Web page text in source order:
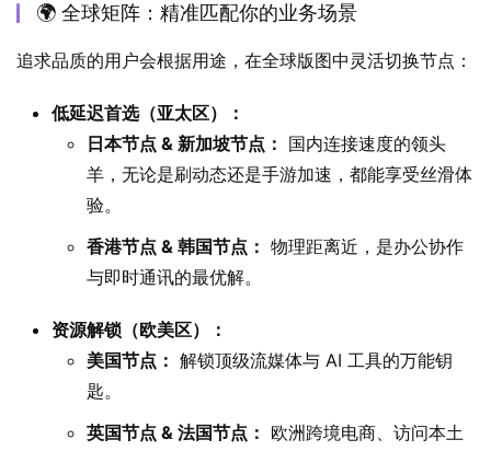
🌍 全球矩阵：精准匹配你的业务场景
追求品质的用户会根据用途，在全球版图中灵活切换节点：
低延迟首选（亚太区）：
日本节点 & 新加坡节点： 国内连接速度的领头
羊，无论是刷动态还是手游加速，都能享受丝滑体
验。
香港节点 & 韩国节点： 物理距离近，是办公协作
与即时通讯的最优解。
资源解锁（欧美区）：
美国节点： 解锁顶级流媒体与 AI 工具的万能钥
匙。
英国节点 & 法国节点： 欧洲跨境电商、访问本土